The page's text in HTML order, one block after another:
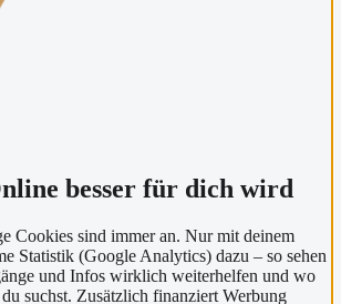
besser für dich wird
Cookies sind immer an. Nur mit deinem
Statistik (Google Analytics) dazu – so sehen
und Infos wirklich weiterhelfen und wo
suchst. Zusätzlich finanziert Werbung